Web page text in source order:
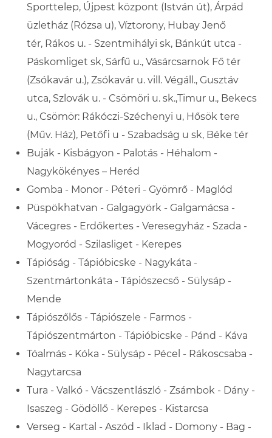
Sporttelep, Újpest központ (István út), Árpád
üzletház (Rózsa u), Víztorony, Hubay Jenő
tér, Rákos u. - Szentmihályi sk, Bánkút utca -
Páskomliget sk, Sárfű u., Vásárcsarnok Fő tér
(Zsókavár u.), Zsókavár u. vill. Végáll., Gusztáv
utca, Szlovák u. - Csömöri u. sk.,Timur u., Bekecs
u., Csömör: Rákóczi-Széchenyi u, Hősök tere
(Műv. Ház), Petőfi u - Szabadság u sk, Béke tér
Buják - Kisbágyon - Palotás - Héhalom -
Nagykökényes – Heréd
Gomba - Monor - Péteri - Gyömrő - Maglód
Püspökhatvan - Galgagyörk - Galgamácsa -
Vácegres - Erdőkertes - Veresegyház - Szada -
Mogyoród - Szilasliget - Kerepes
Tápióság - Tápióbicske - Nagykáta -
Szentmártonkáta - Tápiószecső - Sülysáp -
Mende
Tápiószőlős - Tápiószele - Farmos -
Tápiószentmárton - Tápióbicske - Pánd - Káva
Tóalmás - Kóka - Sülysáp - Pécel - Rákoscsaba -
Nagytarcsa
Tura - Valkó - Vácszentlászló - Zsámbok - Dány -
Isaszeg - Gödöllő - Kerepes - Kistarcsa
Verseg - Kartal - Aszód - Iklad - Domony - Bag -